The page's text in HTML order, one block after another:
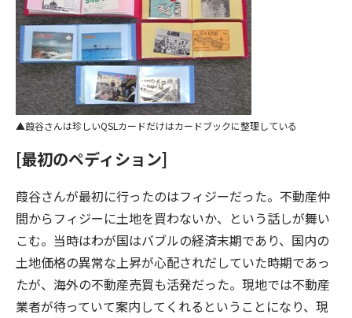
葭谷さんは珍しいQSLカードだけはカードブックに整理している
[最初のペディション]
葭谷さんが最初に行ったのはフィジーだった。不動産仲
間からフィジーに土地を買わないか、という話しが舞い
こむ。当時はわが国はバブルの経済末期であり、国内の
土地価格の異常な上昇が心配されだしていた時期であっ
たが、海外の不動産売買も活発だった。現地では不動産
業者が待っていて案内してくれるということになり、現